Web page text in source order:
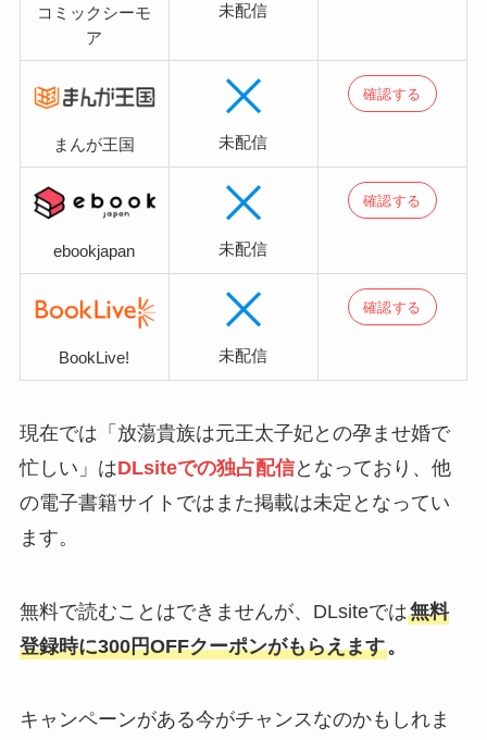
コミックシーモ
ア
未配信
まんが王国 未配信
確認する
ebookjapan 未配信
確認する
BookLive! 未配信
確認する
現在では「放蕩貴族は元王太子妃との孕ませ婚で
忙しい」はDLsiteでの独占配信となっており、他
の電子書籍サイトではまた掲載は未定となってい
ます。
無料で読むことはできませんが、DLsiteでは無料
登録時に300円OFFクーポンがもらえます。
キャンペーンがある今がチャンスなのかもしれま